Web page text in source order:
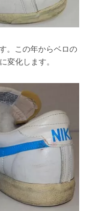
。この年からベロの
変化します。